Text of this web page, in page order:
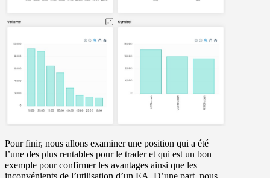
Pour finir, nous allons examiner une position qui a été
l’une des plus rentables pour le trader et qui est un bon
exemple pour confirmer les avantages ainsi que les
inconvénients de l’utilisation d’un EA. D’une part, nous